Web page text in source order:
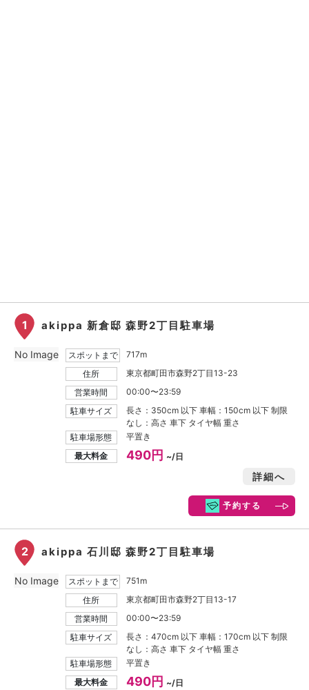
1 akippa 新倉邸 森野2丁目駐車場
スポットまで
717m
住所
東京都町田市森野2丁目13-23
営業時間
00:00〜23:59
駐車サイズ
長さ：350cm 以下 車幅：150cm 以下 制限
なし：高さ 車下 タイヤ幅 重さ
駐車場形態
平置き
最大料金
490円 ~/日
詳細へ
予約する
No Image
2 akippa 石川邸 森野2丁目駐車場
スポットまで
751m
住所
東京都町田市森野2丁目13-17
営業時間
00:00〜23:59
駐車サイズ
長さ：470cm 以下 車幅：170cm 以下 制限
なし：高さ 車下 タイヤ幅 重さ
駐車場形態
平置き
最大料金
490円 ~/日
No Image